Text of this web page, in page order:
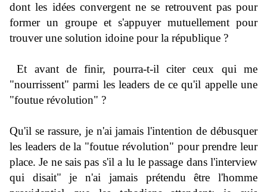
dont les idées convergent ne se retrouvent pas pour
former un groupe et s'appuyer mutuellement pour
trouver une solution idoine pour la république ?
Et avant de finir, pourra-t-il citer ceux qui me
"nourrissent" parmi les leaders de ce qu'il appelle une
"foutue révolution" ?
Qu'il se rassure, je n'ai jamais l'intention de débusquer
les leaders de la "foutue révolution" pour prendre leur
place. Je ne sais pas s'il a lu le passage dans l'interview
qui disait" je n'ai jamais prétendu être l'homme